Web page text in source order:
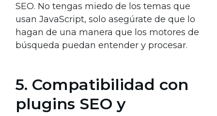
SEO. No tengas miedo de los temas que
usan JavaScript, solo asegúrate de que lo
hagan de una manera que los motores de
búsqueda puedan entender y procesar.
5. Compatibilidad con
plugins SEO y